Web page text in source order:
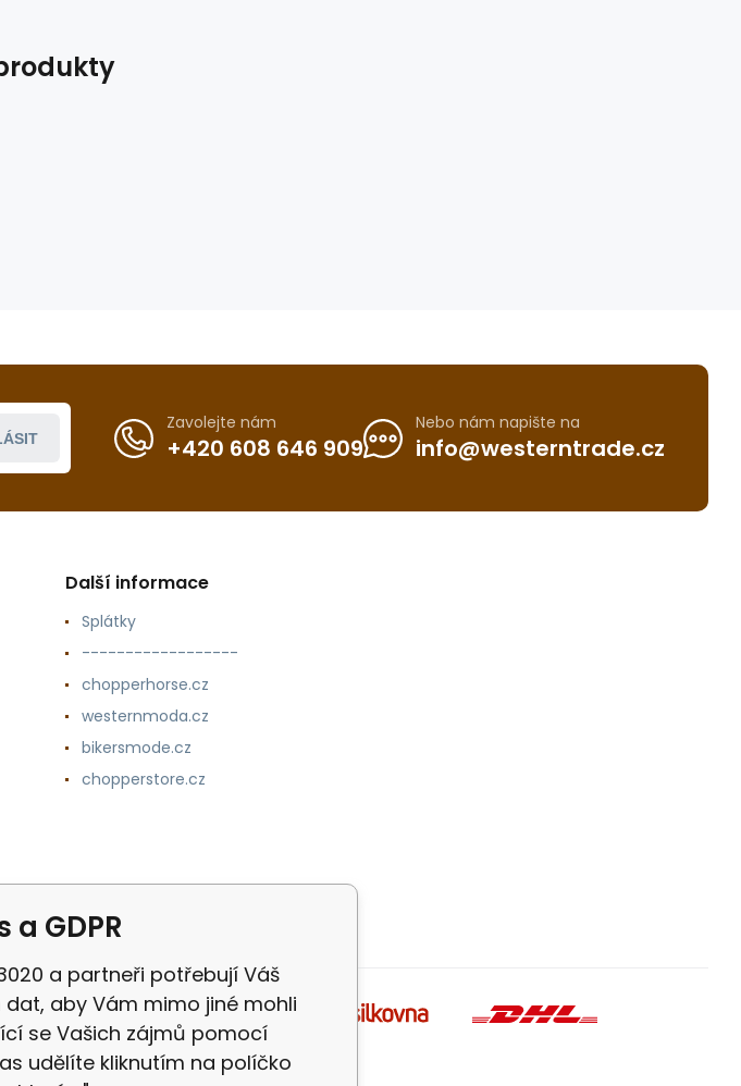
Zavolejte nám
+420 608 646 909
Nebo nám napište na
info@westerntrade.cz
Další informace
Splátky
------------------
chopperhorse.cz
westernmoda.cz
bikersmode.cz
chopperstore.cz
a GDPR
a partneři potřebují Váš
aby Vám mimo jiné mohli
se Vašich zájmů pomocí
udělíte kliknutím na políčko